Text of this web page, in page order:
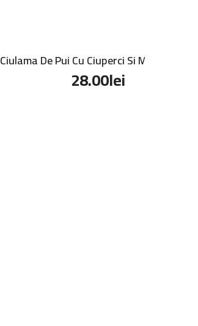
Ciulama De Pui Cu Ciuperci Si Mamaliguta
28.00lei